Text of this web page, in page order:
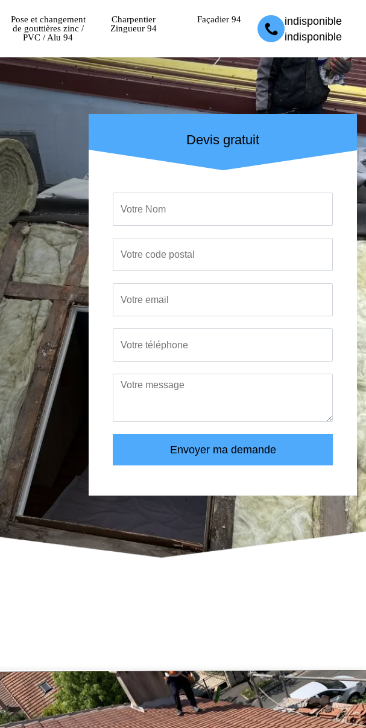
Pose et changement
de gouttières zinc /
PVC / Alu 94
Charpentier
Zingueur 94
Façadier 94
indisponible
indisponible
Devis gratuit